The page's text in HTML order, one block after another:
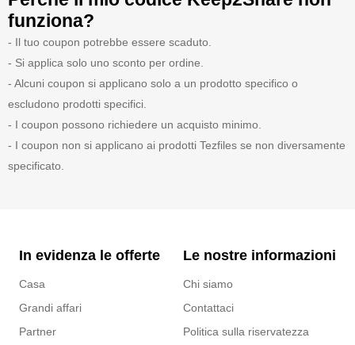
funziona?
- Il tuo coupon potrebbe essere scaduto.
- Si applica solo uno sconto per ordine.
- Alcuni coupon si applicano solo a un prodotto specifico o
escludono prodotti specifici.
- I coupon possono richiedere un acquisto minimo.
- I coupon non si applicano ai prodotti Tezfiles se non diversamente
specificato.
In evidenza le offerte
Casa
Grandi affari
Partner
Le nostre informazioni
Chi siamo
Contattaci
Politica sulla riservatezza